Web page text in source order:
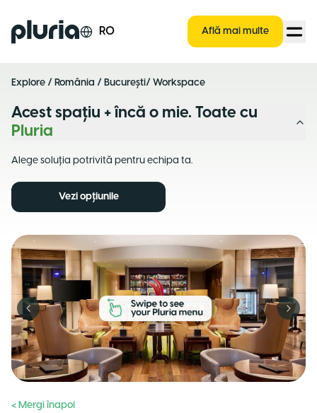
Logo Pluria RO Află mai multe
Explore / România / București/ Workspace
Acest spațiu + încă o mie. Toate cu
Pluria
Alege soluția potrivită pentru echipa ta.
Vezi opțiunile
Previous slide Next
< Mergi înapoi